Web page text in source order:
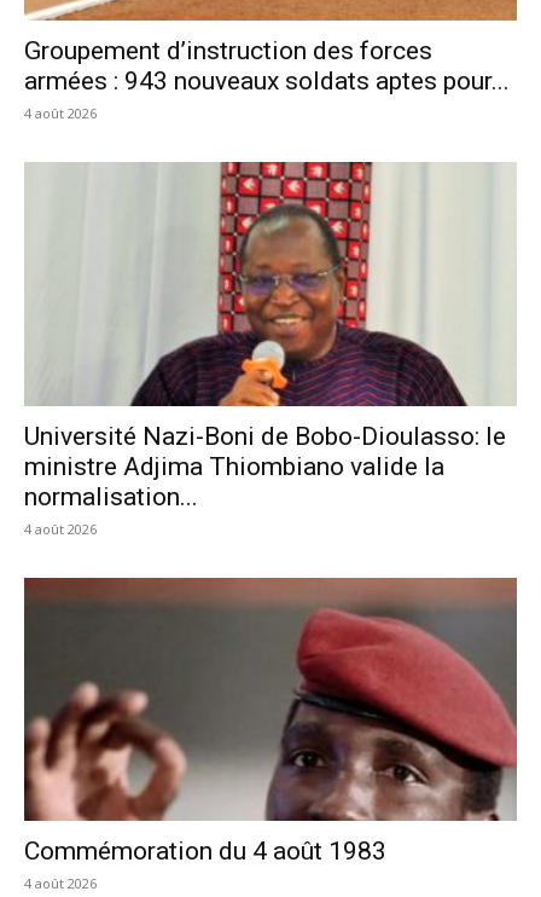
Groupement d’instruction des forces
armées : 943 nouveaux soldats aptes pour...
4 août 2026
Université Nazi-Boni de Bobo-Dioulasso: le
ministre Adjima Thiombiano valide la
normalisation...
4 août 2026
Commémoration du 4 août 1983
4 août 2026